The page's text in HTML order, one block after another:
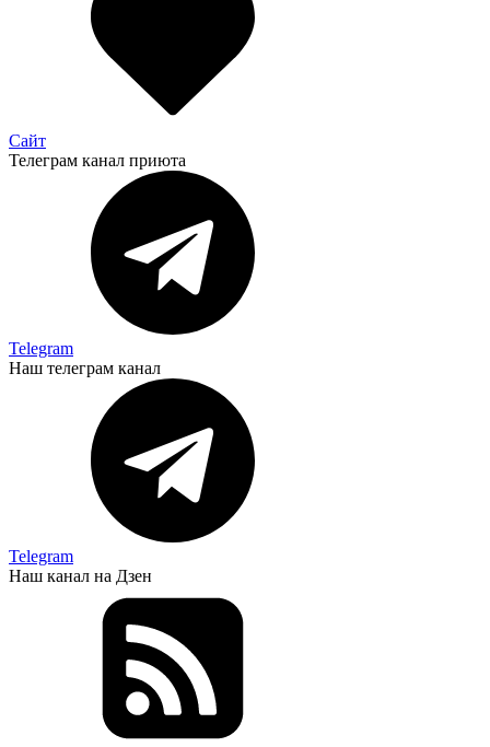
Сайт
Телеграм канал приюта
Telegram
Наш телеграм канал
Telegram
Наш канал на Дзен